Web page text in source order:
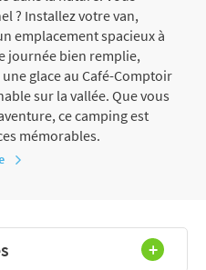
? Installez votre van,
emplacement spacieux à
journée bien remplie,
glace au Café-Comptoir
sur la vallée. Que vous
ce camping est
mémorables.